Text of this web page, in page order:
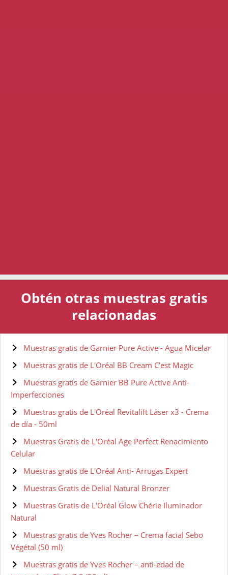
Obtén otras muestras gratis
relacionadas
Muestras gratis de Garnier Pure Active - Agua Micelar
Muestras gratis de L'Oréal BB Cream C'est Magic
Muestras gratis de Garnier BB Pure Active Anti-
Imperfecciones
Muestras gratis de L'Oréal Revitalift Láser x3 - Crema
de día - 50ml
Muestras Gratis de L'Oréal Age Perfect Renacimiento
Celular
Muestras gratis de L'Oréal Anti- Arrugas Expert
Muestras Gratis de Delial Natural Bronzer
Muestras Gratis de L'Oréal Glow Chérie Iluminador
Natural
Muestras gratis de Yves Rocher – Crema facial Sebo
Végétal (50 ml)
Muestras gratis de Yves Rocher – anti-edad de